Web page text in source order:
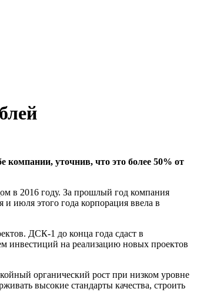
компании, уточнив, что это более 50% от
в 2016 году. За прошлый год компания
июля этого года корпорация ввела в
ДСК-1 до конца года сдаст в
инвестиций на реализацию новых проектов
органический рост при низком уровне
высокие стандарты качества, строить